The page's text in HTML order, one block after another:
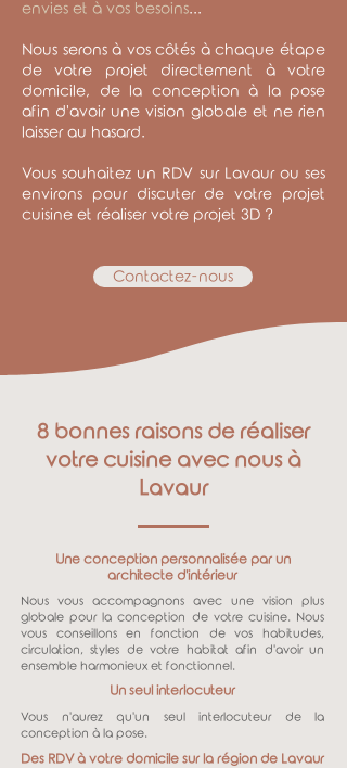
envies et à vos besoins...
Nous serons à vos côtés à chaque étape
de votre projet directement à votre
domicile, de la conception à la pose
afin d'avoir une vision globale et ne rien
laisser au hasard.
Vous souhaitez un RDV sur Lavaur ou ses
environs pour discuter de votre projet
cuisine et réaliser votre projet 3D ?
Contactez-nous
8 bonnes raisons de réaliser
votre cuisine avec nous à
Lavaur
Une conception personnalisée par un
architecte d'intérieur
Nous vous accompagnons avec une vision plus
globale pour la conception de votre cuisine. Nous
vous conseillons en fonction de vos habitudes,
circulation, styles de votre habitat afin d'avoir un
ensemble harmonieux et fonctionnel.
Un seul interlocuteur
Vous n'aurez qu'un seul interlocuteur de la
conception à la pose.
Des RDV à votre domicile sur la région de Lavaur